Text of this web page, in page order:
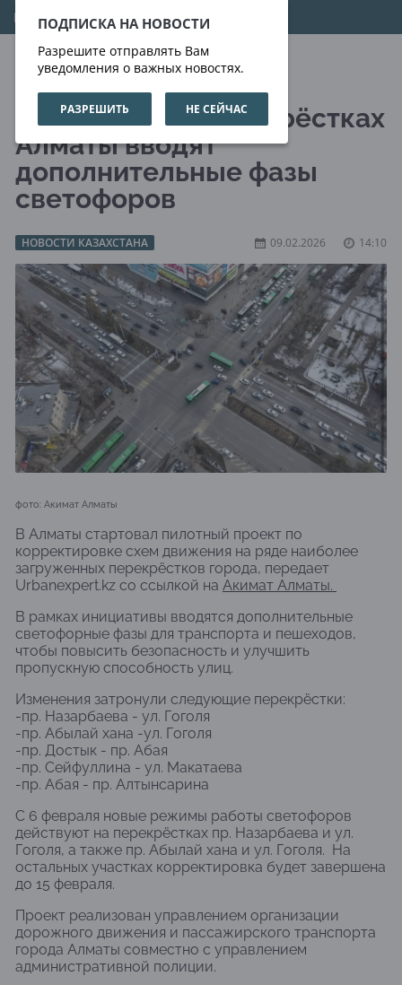
ПОДПИСКА НА НОВОСТИ
Разрешите отправлять Вам
уведомления о важных новостях.
РАЗРЕШИТЬ НЕ СЕЙЧАС
09.08.2026 18:50:46
На ключевых перекрёстках
Алматы вводят
дополнительные фазы
светофоров
НОВОСТИ КАЗАХСТАНА 09.02.2026 14:10
фото: Акимат Алматы
В Алматы стартовал пилотный проект по
корректировке схем движения на ряде наиболее
загруженных перекрёстков города, передает
Urbanexpert.kz со ссылкой на Акимат Алматы.
В рамках инициативы вводятся дополнительные
светофорные фазы для транспорта и пешеходов,
чтобы повысить безопасность и улучшить
пропускную способность улиц.
Изменения затронули следующие перекрёстки:
-пр. Назарбаева - ул. Гоголя
-пр. Абылай хана -ул. Гоголя
-пр. Достык - пр. Абая
-пр. Сейфуллина - ул. Макатаева
-пр. Абая - пр. Алтынсарина
С 6 февраля новые режимы работы светофоров
действуют на перекрёстках пр. Назарбаева и ул.
Гоголя, а также пр. Абылай хана и ул. Гоголя. На
остальных участках корректировка будет завершена
до 15 февраля.
Проект реализован управлением организации
дорожного движения и пассажирского транспорта
города Алматы совместно с управлением
административной полиции.